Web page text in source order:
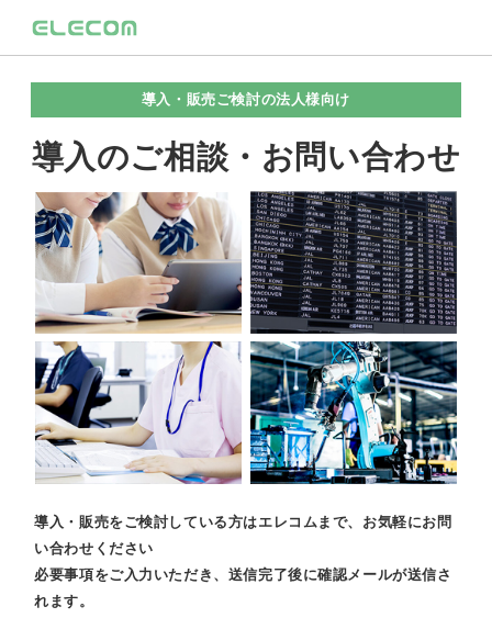
導入・販売ご検討の法人様向け
導入のご相談・お問い合わせ
導入・販売をご検討している方はエレコムまで、お気軽にお問
い合わせください
必要事項をご入力いただき、送信完了後に確認メールが送信さ
れます。